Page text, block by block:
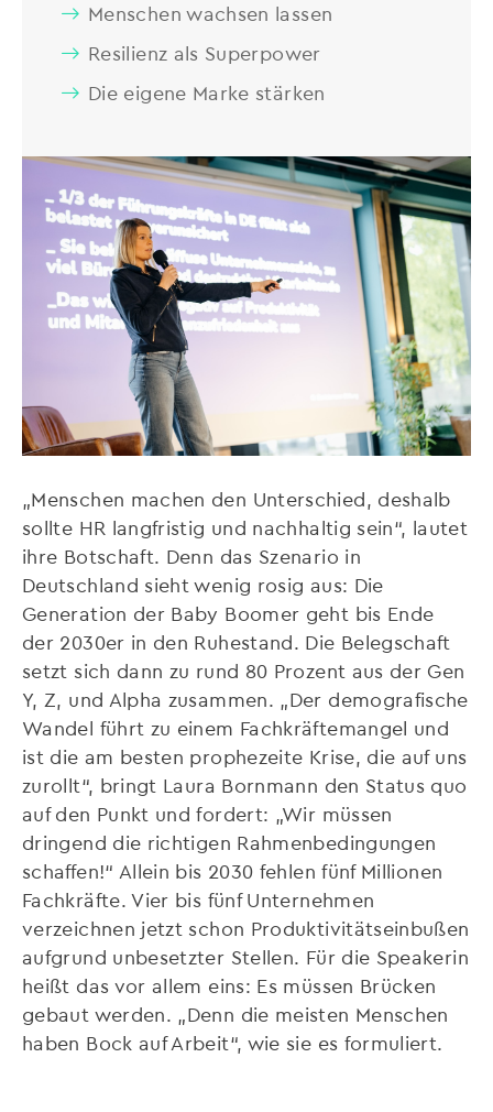
Menschen wachsen lassen
Resilienz als Superpower
Die eigene Marke stärken
„Menschen machen den Unterschied, deshalb
sollte HR langfristig und nachhaltig sein“, lautet
ihre Botschaft. Denn das Szenario in
Deutschland sieht wenig rosig aus: Die
Generation der Baby Boomer geht bis Ende
der 2030er in den Ruhestand. Die Belegschaft
setzt sich dann zu rund 80 Prozent aus der Gen
Y, Z, und Alpha zusammen. „Der demografische
Wandel führt zu einem Fachkräftemangel und
ist die am besten prophezeite Krise, die auf uns
zurollt“, bringt Laura Bornmann den Status quo
auf den Punkt und fordert: „Wir müssen
dringend die richtigen Rahmenbedingungen
schaffen!“ Allein bis 2030 fehlen fünf Millionen
Fachkräfte. Vier bis fünf Unternehmen
verzeichnen jetzt schon Produktivitätseinbußen
aufgrund unbesetzter Stellen. Für die Speakerin
heißt das vor allem eins: Es müssen Brücken
gebaut werden. „Denn die meisten Menschen
haben Bock auf Arbeit“, wie sie es formuliert.